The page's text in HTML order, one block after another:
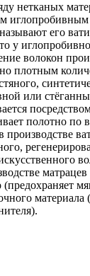
нетканых
его
у
волокон
плотным
или
полотно по
матрацев
(предохраняет
материала